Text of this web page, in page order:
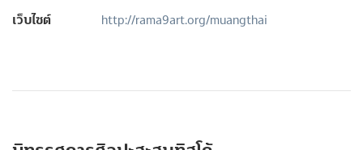
เว็บไซต์
http://rama9art.org/muangthai